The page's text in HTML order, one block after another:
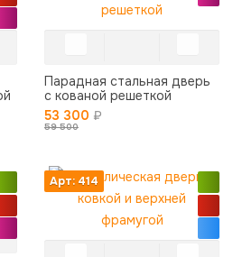
Парадная стальная дверь
с кованой решеткой
53 300 ₽
59 500
Арт: 414